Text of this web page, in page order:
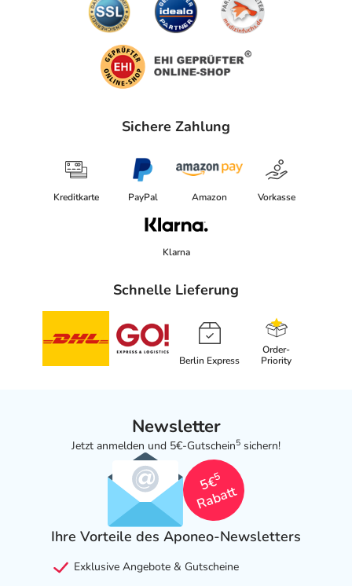
Sichere Zahlung
Kreditkarte PayPal Amazon Vorkasse
Klarna
Schnelle Lieferung
Berlin Express
Order-
Priority
Newsletter
Jetzt anmelden und 5€-Gutschein5 sichern!
5€
5
Rabatt
Ihre Vorteile des Aponeo-Newsletters
Exklusive Angebote & Gutscheine